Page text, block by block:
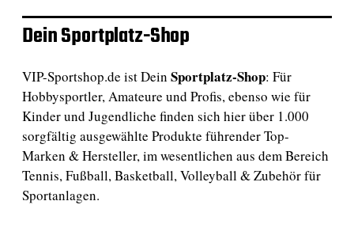
Dein Sportplatz-Shop
VIP-Sportshop.de ist Dein Sportplatz-Shop: Für
Hobbysportler, Amateure und Profis, ebenso wie für
Kinder und Jugendliche finden sich hier über 1.000
sorgfältig ausgewählte Produkte führender Top-
Marken & Hersteller, im wesentlichen aus dem Bereich
Tennis, Fußball, Basketball, Volleyball & Zubehör für
Sportanlagen.